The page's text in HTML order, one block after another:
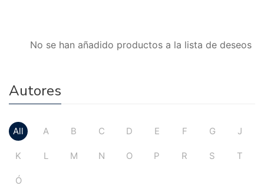
No se han añadido productos a la lista de deseos
Autores
All A B C D E F G J
K L M N O P R S T
Ó